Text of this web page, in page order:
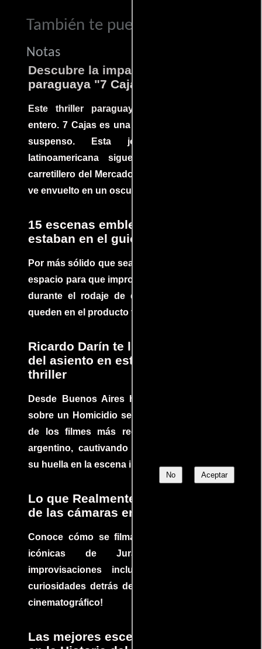
No Aceptar
También te puede interesar...
Notas
Descubre la impactante película
paraguaya "7 Cajas"
Este thriller paraguayo cautivó al mundo
entero. 7 Cajas es una explosión de acción y
suspenso. Esta joya cinematográfica
latinoamericana sigue la historia de un
carretillero del Mercado 4 de Asunción que se
ve envuelto en un oscuro mundo de crimen
15 escenas emblemáticas que no
estaban en el guion
Por más sólido que sea un guión siempre hay
espacio para que improvisaciones que se dan
durante el rodaje de determinadas escenas
queden en el producto final.
Ricardo Darín te llevará al borde
del asiento en este increíble
thriller
Desde Buenos Aires hasta el mundo, Tesis
sobre un Homicidio se ha convertido en uno
de los filmes más recomendados del cine
argentino, cautivando audiencias y dejando
su huella en la escena internacional.
Lo que Realmente Sucedió detrás
de las cámaras en Jurassic Park
Conoce cómo se filmaron algunas escenas
icónicas de Jurassic Park, con
improvisaciones incluidas. ¡Descubre las
curiosidades detrás del rodaje de un clásico
cinematográfico!
Las mejores escenas de acción